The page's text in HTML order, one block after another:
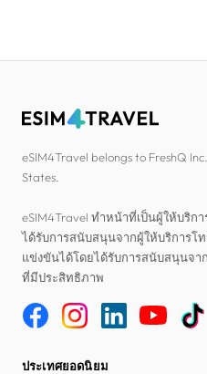
eSIM4Travel belongs to FreshQ
States.
eSIM4Travel ทำหน้าที่เป็นผู้ให้บริก
ได้รับการสนับสนุนจากผู้ให้บริการโ
แข่งขันได้โดยได้รับการสนับสนุนจ
ที่มีประสิทธิภาพ
ประเทศยอดนิยม